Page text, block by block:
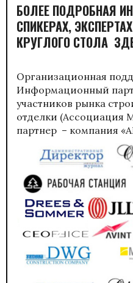
БОЛЕЕ ПОДРОБНАЯ
СПИКЕРАХ,
КРУГЛОГО СТОЛА
Организационная
Информационный
участников рынка
отделки (Ассоциация
партнер – компания